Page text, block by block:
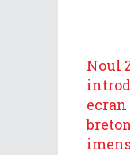
Noul
ecran